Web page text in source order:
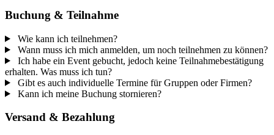
Buchung & Teilnahme
Wie kann ich teilnehmen?
Wann muss ich mich anmelden, um noch teilnehmen zu können?
Ich habe ein Event gebucht, jedoch keine Teilnahmebestätigung
erhalten. Was muss ich tun?
Gibt es auch individuelle Termine für Gruppen oder Firmen?
Kann ich meine Buchung stornieren?
Versand & Bezahlung